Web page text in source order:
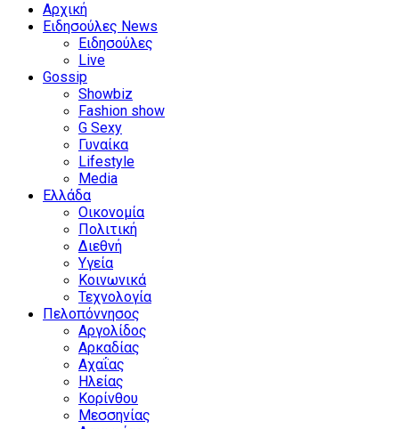
Αρχική
Ειδησούλες News
Ειδησούλες
Live
Gossip
Showbiz
Fashion show
G Sexy
Γυναίκα
Lifestyle
Media
Ελλάδα
Οικονομία
Πολιτική
Διεθνή
Υγεία
Κοινωνικά
Τεχνολογία
Πελοπόννησος
Αργολίδος
Αρκαδίας
Αχαΐας
Ηλείας
Κορίνθου
Μεσσηνίας